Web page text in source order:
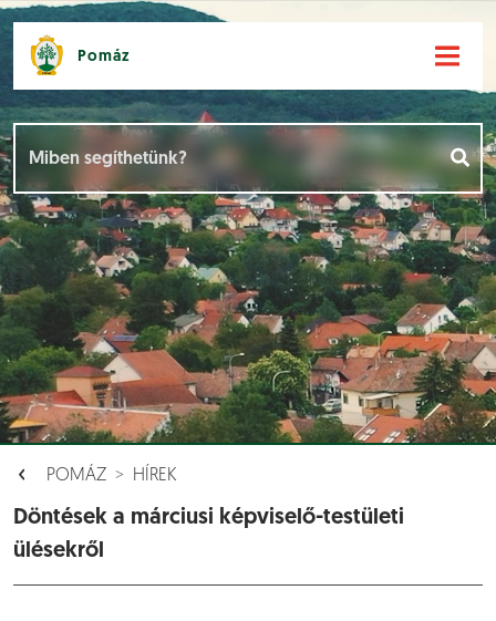
Pomáz
POMÁZ HÍREK
Döntések a márciusi képviselő-testületi
ülésekről
Események []
Dokumentumok [ ]
Aloldalak []